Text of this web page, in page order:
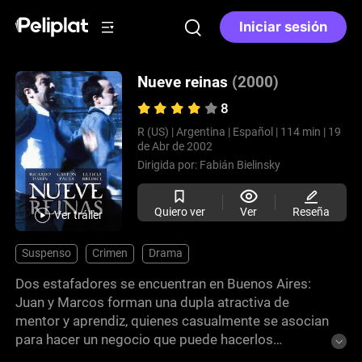
Iniciar sesión
Ver tráiler
Nueve reinas (2000)
8
R (US) | Argentina | Español | 114 min | 19
de Abr de 2002
Dirigida por: Fabián Bielinsky
Quiero ver Ver Reseña
Suspenso Crimen Drama
Dos estafadores se encuentran en Buenos Aires:
Juan y Marcos forman una dupla atractiva de
mentor y aprendiz, quienes casualmente se asocian
para hacer un negocio que puede hacerlos